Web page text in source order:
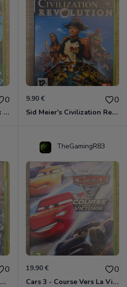
0
Crash of The Titans Xbox 360
9.90 € 0
Sid Meier's Civilization Revolution Xbox 360
0
Castlevania : Lords Of Shadow Xbox 360
TheGamingR83
19.90 € 0
Cars 3 - Course Vers La Victoire Xbox 360